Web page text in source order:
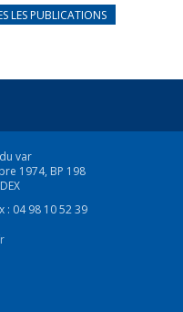
les réfugiés
LES PUBLICATIONS
var
1974, BP 198
: 04 98 10 52 39